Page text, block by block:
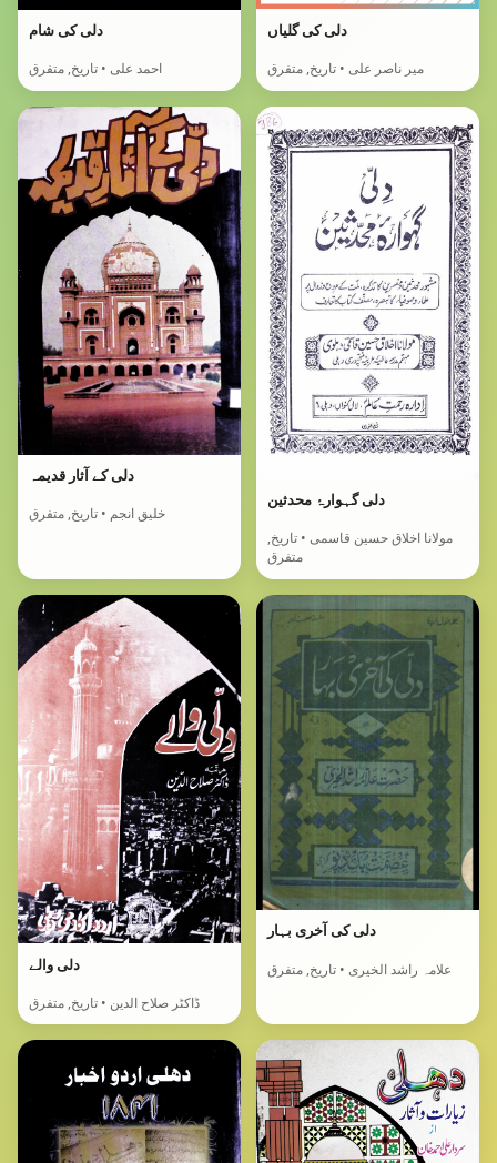
دلی کی شام
احمد علی • تاریخ, متفرق
دلی کی گلیاں
میر ناصر علی • تاریخ, متفرق
دلی کے آثار قدیمہ
خلیق انجم • تاریخ, متفرق
دلی گہوارۂ محدثین
مولانا اخلاق حسین قاسمی • تاریخ,
متفرق
دلی والے
ڈاکٹر صلاح الدین • تاریخ, متفرق
دلی کی آخری بہار
علامہ راشد الخیری • تاریخ, متفرق